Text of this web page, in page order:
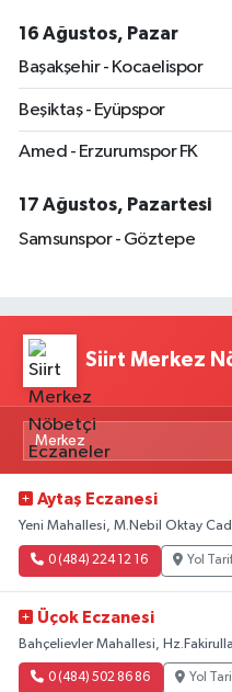
16 Ağustos, Pazar
Başakşehir - Kocaelispor
Beşiktaş - Eyüpspor
Amed - Erzurumspor FK
17 Ağustos, Pazartesi
Samsunspor - Göztepe
Siirt Merkez
Aytaş Eczanesi
Yeni Mahallesi, M.Nebil Oktay
0 (484) 224 12 16 Yol
Üçok Eczanesi
Bahçelievler Mahallesi,
0 (484) 502 86 86 Yol